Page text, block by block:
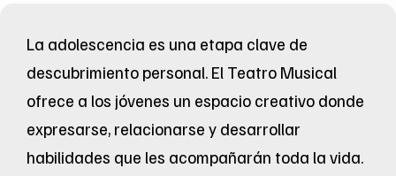
La adolescencia es una etapa clave de
descubrimiento personal. El Teatro Musical
ofrece a los jóvenes un espacio creativo donde
expresarse, relacionarse y desarrollar
habilidades que les acompañarán toda la vida.